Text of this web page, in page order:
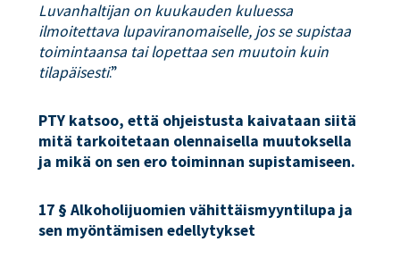
Luvanhaltijan on kuukauden kuluessa
ilmoitettava lupaviranomaiselle, jos se supistaa
toimintaansa tai lopettaa sen muutoin kuin
tilapäisesti.”
PTY katsoo, että ohjeistusta kaivataan siitä
mitä tarkoitetaan olennaisella muutoksella
ja mikä on sen ero toiminnan supistamiseen.
17 § Alkoholijuomien vähittäismyyntilupa ja
sen myöntämisen edellytykset